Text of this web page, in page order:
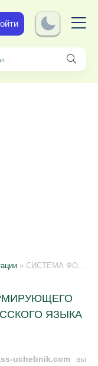
» СИСТЕМА ФОРМИРУЮЩЕГО ОЦЕНИВАНИЯ НА УРОКАХ РУССКОГО ЯЗЫКА И ЛИТЕРАТУРЫ
ЯЗЫКА
uchebnik.comвы